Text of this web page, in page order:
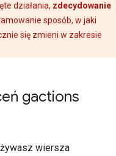
działania, zdecydowanie
sposób, w jaki
się zmieni w zakresie
gactions
wiersza